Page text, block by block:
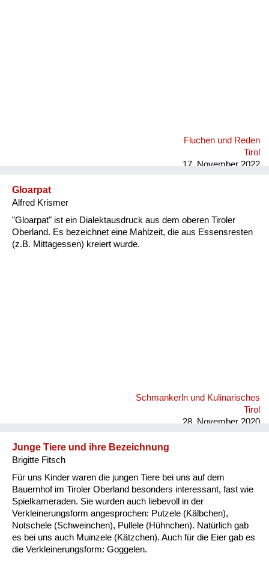
Fluchen und Reden
Tirol
17. November 2022
Gloarpat
Alfred Krismer
"Gloarpat" ist ein Dialektausdruck aus dem oberen Tiroler
Oberland. Es bezeichnet eine Mahlzeit, die aus Essensresten
(z.B. Mittagessen) kreiert wurde.
Schmankerln und Kulinarisches
Tirol
28. November 2020
Junge Tiere und ihre Bezeichnung
Brigitte Fitsch
Für uns Kinder waren die jungen Tiere bei uns auf dem
Bauernhof im Tiroler Oberland besonders interessant, fast wie
Spielkameraden. Sie wurden auch liebevoll in der
Verkleinerungsform angesprochen: Putzele (Kälbchen),
Notschele (Schweinchen), Pullele (Hühnchen). Natürlich gab
es bei uns auch Muinzele (Kätzchen). Auch für die Eier gab es
die Verkleinerungsform: Goggelen.